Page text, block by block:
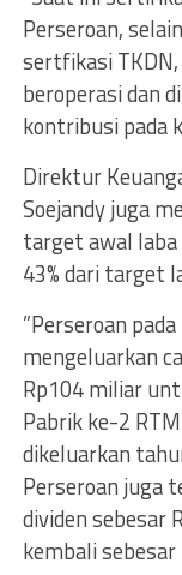
Perseroan,
sertfikasi
beroperasi dan
kontribusi pada
Direktur
Soejandy juga
target awal laba
43% dari target
”Perseroan
mengeluarkan
Rp104 miliar
Pabrik ke-2
dikeluarkan
Perseroan juga
dividen sebesar
kembali sebesar